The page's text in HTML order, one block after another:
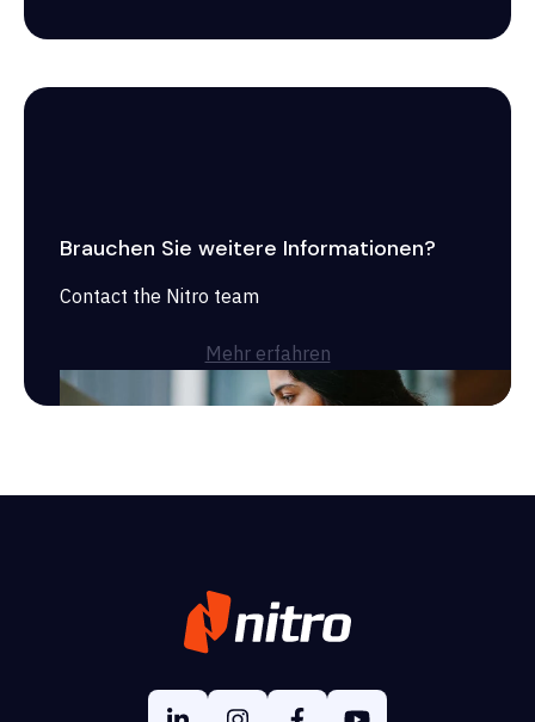
Brauchen Sie weitere Informationen?
Contact the Nitro team
Mehr erfahren